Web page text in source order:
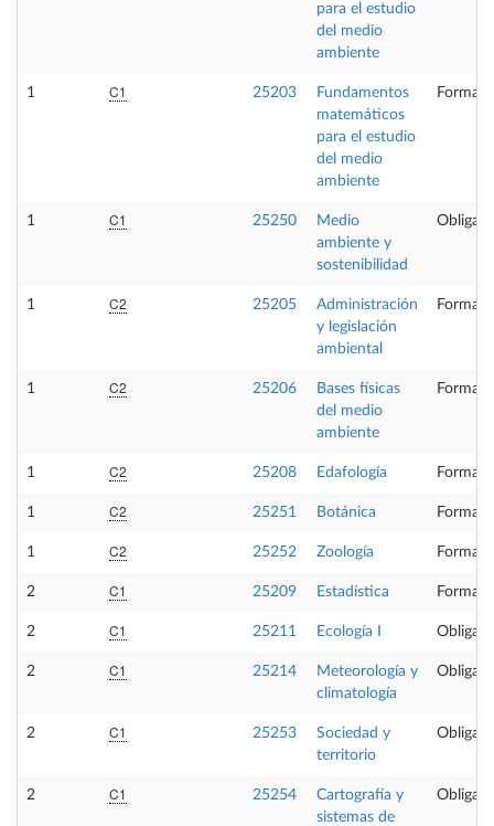
para el estudio
del medio
ambiente
1 C1 25203
Fundamentos
matemáticos
para el estudio
del medio
ambiente
1 C1 25250
Medio
ambiente y
sostenibilidad
1 C2 25205
Administración
y legislación
ambiental
1 C2 25206
Bases físicas
del medio
ambiente
1 C2 25208 Edafología
1 C2 25251 Botánica
1 C2 25252 Zoología
2 C1 25209 Estadística
2 C1 25211 Ecología I
2 C1 25214
Meteorología y
climatología
2 C1 25253
Sociedad y
territorio
2 C1 25254
Cartografía y
sistemas de